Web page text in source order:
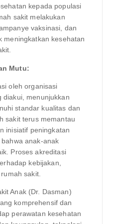
kepada populasi
sakit melakukan
vaksinasi, dan
meningkatkan kesehatan
Mutu:
oleh organisasi
diakui, menunjukkan
standar kualitas dan
sakit terus memantau
inisiatif peningkatan
anak-anak
Proses akreditasi
kebijakan,
sakit.
Anak (Dr. Dasman)
komprehensif dan
perawatan kesehatan